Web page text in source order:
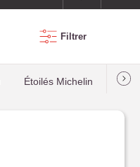
Filtrer
Étoilés Michelin Les